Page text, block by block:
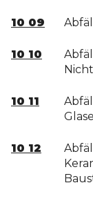
10 09
10 10
10 11
10 12